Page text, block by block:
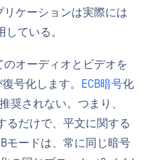
ケーションは実際には
している。
オーディオとビデオを
号化します。
ECB暗号化
奨されない。つまり、
るだけで、平文に関する
モードは、常に同じ暗号